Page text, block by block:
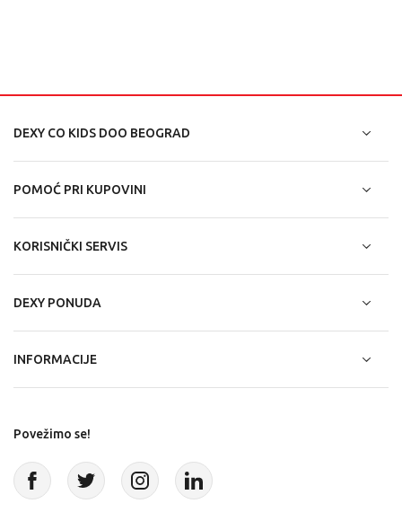
DEXY CO KIDS DOO BEOGRAD
POMOĆ PRI KUPOVINI
KORISNIČKI SERVIS
DEXY PONUDA
INFORMACIJE
Povežimo se!